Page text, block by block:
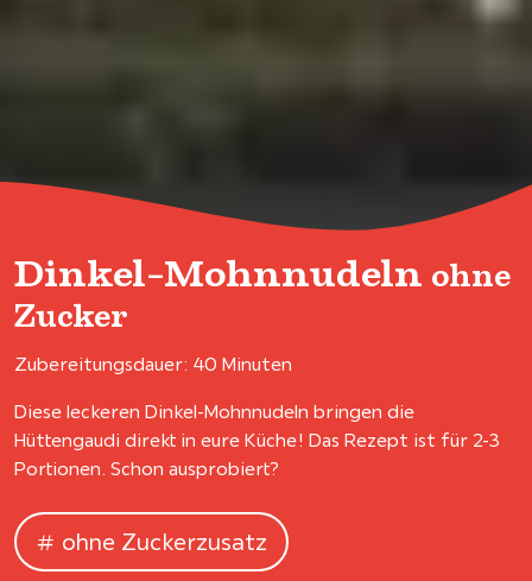
Dinkel-Mohnnudeln ohne
Zucker
Zubereitungsdauer: 40 Minuten
Diese leckeren Dinkel-Mohnnudeln bringen die
Hüttengaudi direkt in eure Küche! Das Rezept ist für 2-3
Portionen. Schon ausprobiert?
ohne Zuckerzusatz